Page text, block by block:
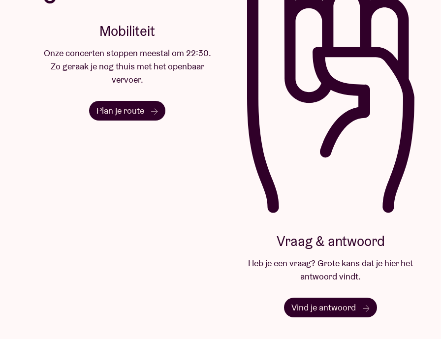
Mobiliteit
Onze concerten stoppen meestal om 22:30.
Zo geraak je nog thuis met het openbaar
vervoer.
Plan je route
Vraag & antwoord
Heb je een vraag? Grote kans dat je hier het
antwoord vindt.
Vind je antwoord